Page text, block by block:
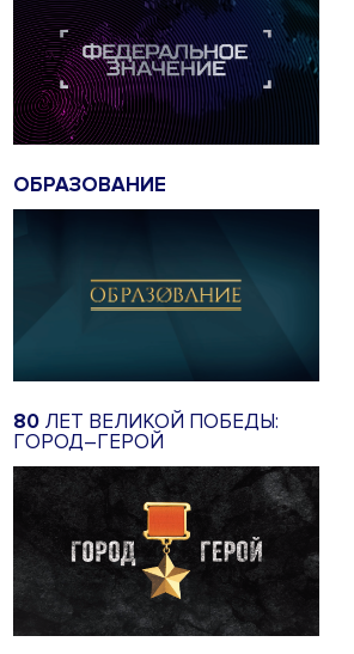
ОБРАЗОВАНИЕ
80 ЛЕТ ВЕЛИКОЙ ПОБЕДЫ:
ГОРОД–ГЕРОЙ